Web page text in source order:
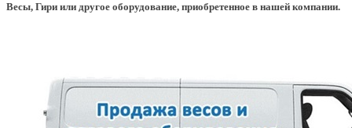
Весы, Гири или другое оборудование, приобретенное в нашей компании.